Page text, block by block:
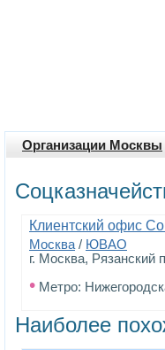
Организации Москвы
Клиентский офис
Москва / ЮВАО
г. Москва, Рязанский
• Метро:
Наиболее